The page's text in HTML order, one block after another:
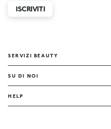
ISCRIVITI
SERVIZI BEAUTY
SU DI NOI
HELP